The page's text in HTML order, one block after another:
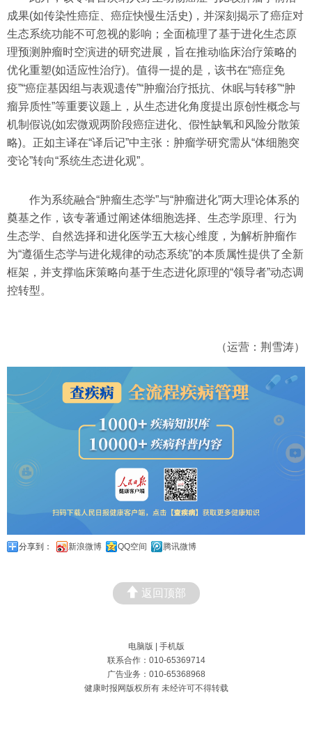
成果(如传染性癌症、癌症快慢生活史)，并深刻揭示了癌症对
生态系统功能不可忽视的影响；全面梳理了基于进化生态原
理预测肿瘤时空演进的研究进展，旨在推动临床治疗策略的
优化重塑(如适应性治疗)。值得一提的是，该书在“癌症免
疫”“癌症基因组与表观遗传”“肿瘤治疗抵抗、休眠与转移”“肿
瘤异质性”等重要议题上，从生态进化角度提出原创性概念与
机制假说(如宏微观两阶段癌症进化、假性缺氧和风险分散策
略)。正如主译在“译后记”中主张：肿瘤学研究需从“体细胞突
变论”转向“系统生态进化观”。
作为系统融合“肿瘤生态学”与“肿瘤进化”两大理论体系的
奠基之作，该专著通过阐述体细胞选择、生态学原理、行为
生态学、自然选择和进化医学五大核心维度，为解析肿瘤作
为“遵循生态学与进化规律的动态系统”的本质属性提供了全新
框架，并支撑临床策略向基于生态进化原理的“领导者”动态调
控转型。
（运营：荆雪涛）
分享到： 新浪微博 QQ空间 腾讯微博
返回顶部
电脑版 | 手机版
联系合作：010-65369714
广告业务：010-65368968
健康时报网版权所有 未经许可不得转载